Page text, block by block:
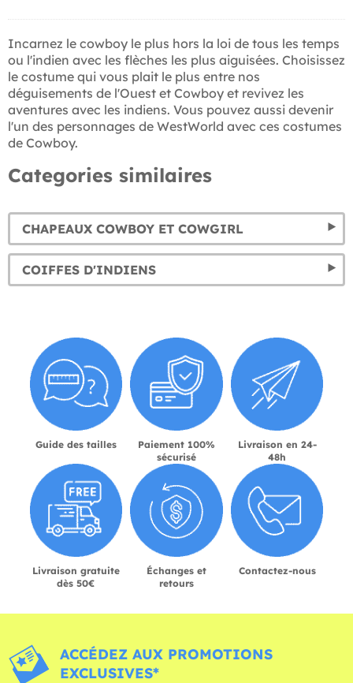
Incarnez le cowboy le plus hors la loi de tous les temps
ou l'indien avec les flèches les plus aiguisées. Choisissez
le costume qui vous plait le plus entre nos
déguisements de l'Ouest et Cowboy et revivez les
aventures avec les indiens. Vous pouvez aussi devenir
l'un des personnages de WestWorld avec ces costumes
de Cowboy.
Categories similaires
CHAPEAUX COWBOY ET COWGIRL
COIFFES D'INDIENS
Guide des tailles
Paiement 100%
sécurisé
Livraison en 24-
48h
Livraison gratuite
dès 50€
Échanges et
retours
Contactez-nous
ACCÉDEZ AUX PROMOTIONS
EXCLUSIVES*